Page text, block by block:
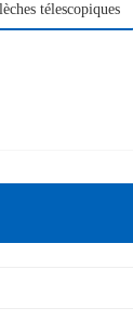
télescopiques